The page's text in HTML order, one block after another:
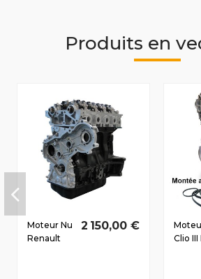
Produits en
Moteur Nu
Renault
2 150,00 €
Clio III
dCi/